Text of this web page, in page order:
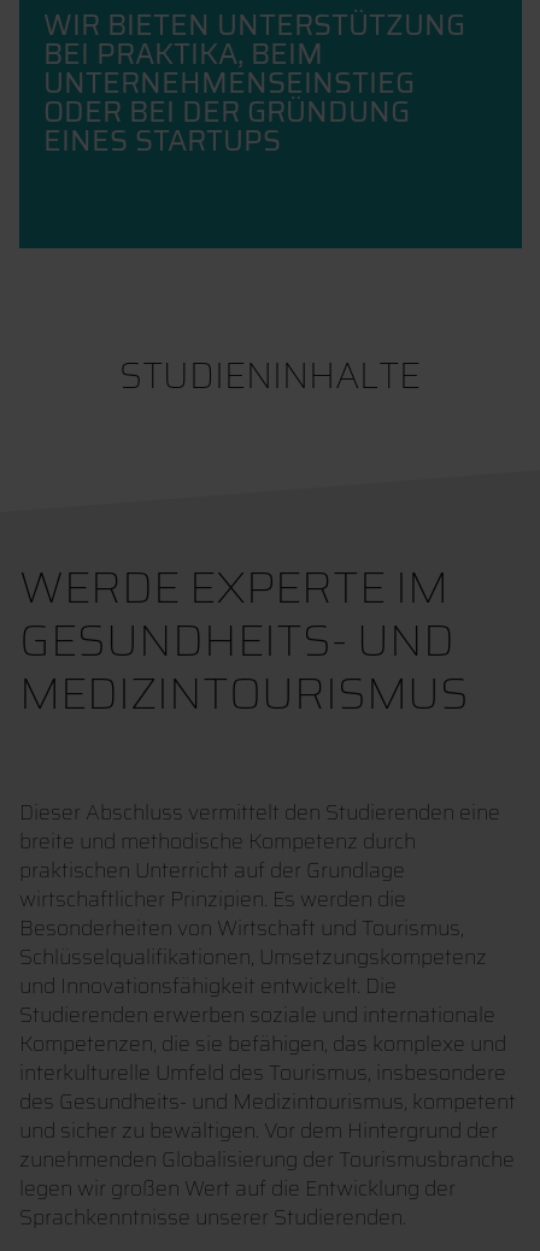
WIR BIETEN UNTERSTÜTZUNG
BEI PRAKTIKA, BEIM
UNTERNEHMENSEINSTIEG
ODER BEI DER GRÜNDUNG
EINES STARTUPS
STUDIENINHALTE
WERDE EXPERTE IM
GESUNDHEITS- UND
MEDIZINTOURISMUS
Dieser Abschluss vermittelt den Studierenden eine
breite und methodische Kompetenz durch
praktischen Unterricht auf der Grundlage
wirtschaftlicher Prinzipien. Es werden die
Besonderheiten von Wirtschaft und Tourismus,
Schlüsselqualifikationen, Umsetzungskompetenz
und Innovationsfähigkeit entwickelt. Die
Studierenden erwerben soziale und internationale
Kompetenzen, die sie befähigen, das komplexe und
interkulturelle Umfeld des Tourismus, insbesondere
des Gesundheits- und Medizintourismus, kompetent
und sicher zu bewältigen. Vor dem Hintergrund der
zunehmenden Globalisierung der Tourismusbranche
legen wir großen Wert auf die Entwicklung der
Sprachkenntnisse unserer Studierenden.